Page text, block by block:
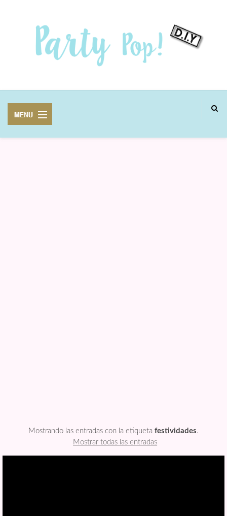
Mostrando las entradas con la etiqueta festividades.
Mostrar todas las entradas